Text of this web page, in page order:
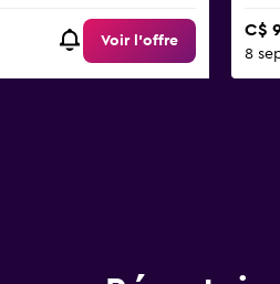
Voir l’offre
C$
8